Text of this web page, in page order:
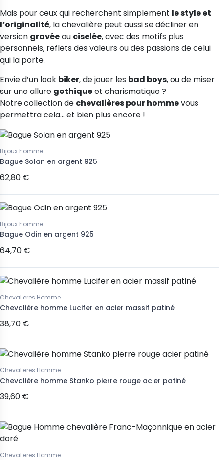
Mais pour ceux qui recherchent simplement le style et
l’originalité, la chevalière peut aussi se décliner en
version gravéeou ciselée, avec des motifs plus
personnels, reflets des valeurs ou des passions de celui
qui la porte.
Envie d’un look biker, de jouer les bad boys, ou de miser
sur une allure gothiqueet charismatique ?
Notre collection de chevalières pour hommevous
permettra cela… et bien plus encore !
Bijoux homme
Bague Solan en argent 925
62,80 €
Bijoux homme
Bague Odin en argent 925
64,70 €
Chevalieres Homme
Chevalière homme Lucifer en acier massif patiné
38,70 €
Chevalieres Homme
Chevalière homme Stanko pierre rouge acier patiné
39,60 €
Chevalieres Homme